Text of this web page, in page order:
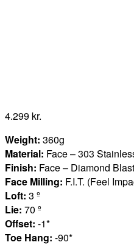
4.299 kr.
Weight: 360g
Material: Face – 303
Finish: Face – Diamond
Face Milling: F.I.T. (Feel
Loft: 3 º
Lie: 70 º
Offset: -1*
Toe Hang: -90*